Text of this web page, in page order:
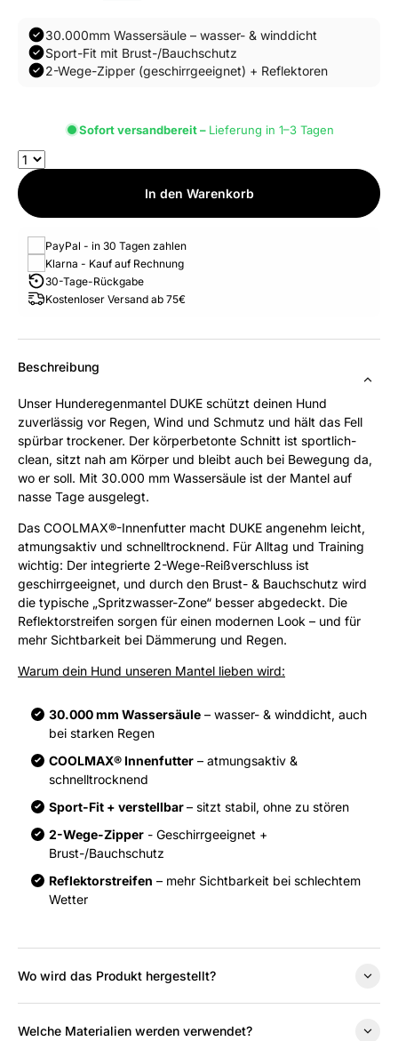
30.000mm Wassersäule – wasser- & winddicht
Sport-Fit mit Brust-/Bauchschutz
2-Wege-Zipper (geschirrgeeignet) + Reflektoren
Sofort versandbereit – Lieferung in 1–3 Tagen
In den Warenkorb
PayPal - in 30 Tagen zahlen
Klarna - Kauf auf Rechnung
30-Tage-Rückgabe
Kostenloser Versand ab 75€
Beschreibung
Unser Hunderegenmantel DUKE schützt deinen Hund
zuverlässig vor Regen, Wind und Schmutz und hält das Fell
spürbar trockener. Der körperbetonte Schnitt ist sportlich-
clean, sitzt nah am Körper und bleibt auch bei Bewegung da,
wo er soll. Mit 30.000 mm Wassersäule ist der Mantel auf
nasse Tage ausgelegt.
Das COOLMAX®-Innenfutter macht DUKE angenehm leicht,
atmungsaktiv und schnelltrocknend. Für Alltag und Training
wichtig: Der integrierte 2-Wege-Reißverschluss ist
geschirrgeeignet, und durch den Brust- & Bauchschutz wird
die typische „Spritzwasser-Zone“ besser abgedeckt. Die
Reflektorstreifen sorgen für einen modernen Look – und für
mehr Sichtbarkeit bei Dämmerung und Regen.
Warum dein Hund unseren Mantel lieben wird:
30.000 mm Wassersäule – wasser- & winddicht, auch
bei starken Regen
COOLMAX® Innenfutter – atmungsaktiv &
schnelltrocknend
Sport-Fit + verstellbar– sitzt stabil, ohne zu stören
2-Wege-Zipper - Geschirrgeeignet +
Brust-/Bauchschutz
Reflektorstreifen – mehr Sichtbarkeit bei schlechtem
Wetter
Wo wird das Produkt hergestellt?
Welche Materialien werden verwendet?